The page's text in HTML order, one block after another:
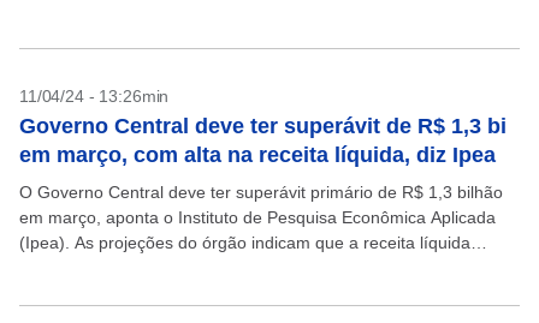
11/04/24 - 13:26min
Governo Central deve ter superávit de R$ 1,3 bi
em março, com alta na receita líquida, diz Ipea
O Governo Central deve ter superávit primário de R$ 1,3 bilhão
em março, aponta o Instituto de Pesquisa Econômica Aplicada
(Ipea). As projeções do órgão indicam que a receita líquida